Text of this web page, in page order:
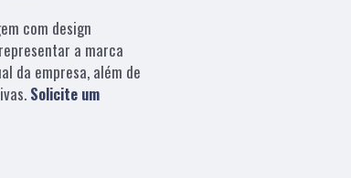
com design
a marca
da empresa, além de
Solicite um